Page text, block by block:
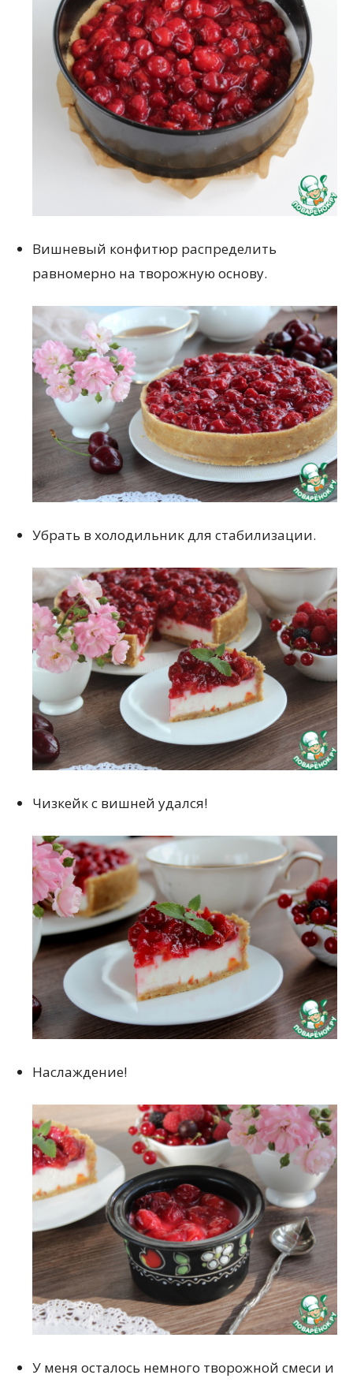
Вишневый конфитюр распределить
равномерно на творожную основу.
Убрать в холодильник для стабилизации.
Чизкейк с вишней удался!
Наслаждение!
У меня осталось немного творожной смеси и